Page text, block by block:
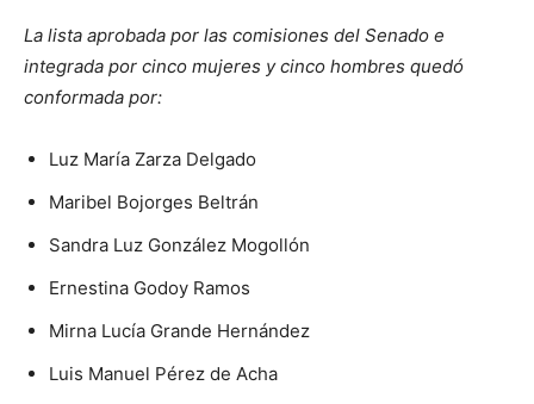
La lista aprobada por las comisiones del Senado e
integrada por cinco mujeres y cinco hombres quedó
conformada por:
Luz María Zarza Delgado
Maribel Bojorges Beltrán
Sandra Luz González Mogollón
Ernestina Godoy Ramos
Mirna Lucía Grande Hernández
Luis Manuel Pérez de Acha